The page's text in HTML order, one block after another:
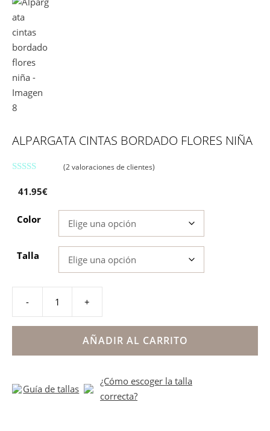
ALPARGATA CINTAS BORDADO FLORES NIÑA
(2valoraciones de clientes)
41.95€
Color
Talla
-
cintas
bordado
flores
cantidad
+
AÑADIR AL CARRITO
Guía de tallas
¿Cómo escoger la talla
correcta?